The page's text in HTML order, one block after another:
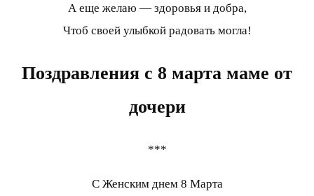
А еще желаю — здоровья и добра,
Чтоб своей улыбкой радовать могла!
Поздравления с 8 марта маме от
дочери
***
С Женским днем 8 Марта